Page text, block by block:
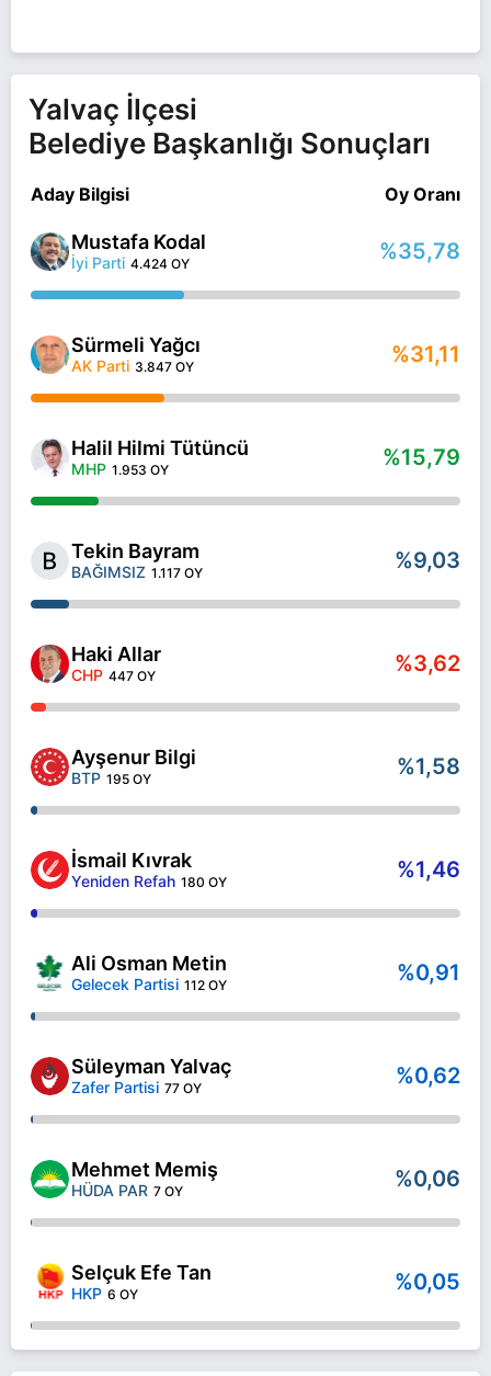
Yalvaç İlçesi
Belediye Başkanlığı Sonuçları
Aday Bilgisi Oy Oranı
Mustafa Kodal
İyi Parti 4.424 OY %35,78
Sürmeli Yağcı
AK Parti 3.847 OY %31,11
Halil Hilmi Tütüncü
MHP 1.953 OY %15,79
Tekin Bayram
BAĞIMSIZ 1.117 OY %9,03
Haki Allar
CHP 447 OY %3,62
Ayşenur Bilgi
BTP 195 OY %1,58
İsmail Kıvrak
Yeniden Refah 180 OY %1,46
Ali Osman Metin
Gelecek Partisi 112 OY %0,91
Süleyman Yalvaç
Zafer Partisi 77 OY %0,62
Mehmet Memiş
HÜDA PAR 7 OY %0,06
Selçuk Efe Tan
HKP 6 OY %0,05